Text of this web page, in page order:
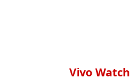
Vivo Watch